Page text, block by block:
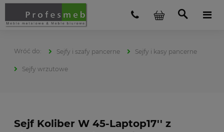
Sejfy i szafy pancerne Sejfy i kasy pancerne
Sejfy wrzutowe
Sejf Koliber W 45-Laptop17'' z